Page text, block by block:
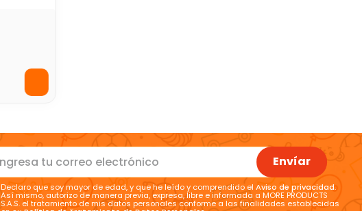
Envíar
Declaro que soy mayor de edad, y que he leído y comprendido elAviso de privacidad.
Así mismo, autorizo de manera previa, expresa, libre e informada a MORE PRODUCTS
S.A.S. el tratamiento de mis datos personales conforme a las finalidades establecidas